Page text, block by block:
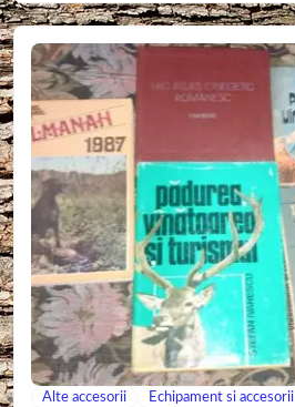
Alte accesorii Echipament si accesorii